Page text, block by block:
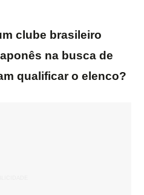
clube brasileiro
na busca de
qualificar o elenco?